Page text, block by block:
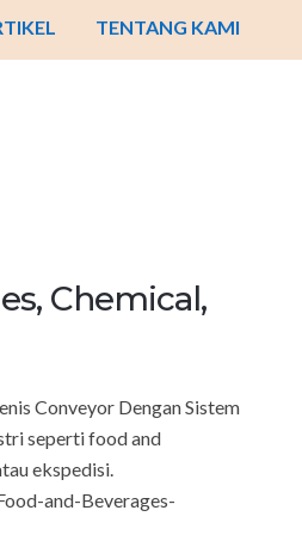
TENTANG KAMI
Chemical,
Conveyor Dengan Sistem
seperti food and
ekspedisi.
and-Beverages-